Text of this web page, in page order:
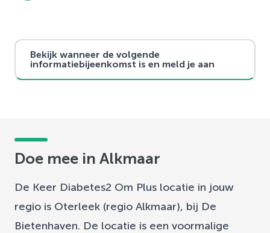
Bekijk wanneer de volgende
informatiebijeenkomst is en meld je aan
Doe mee in Alkmaar
De Keer Diabetes2 Om Plus locatie in jouw
regio is Oterleek (regio Alkmaar), bij De
Bietenhaven. De locatie is een voormalige